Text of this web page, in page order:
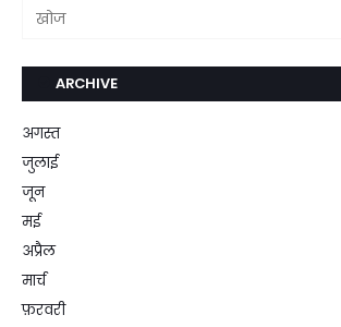
ARCHIVE
अगस्त
जुलाई
जून
मई
अप्रैल
मार्च
फ़रवरी